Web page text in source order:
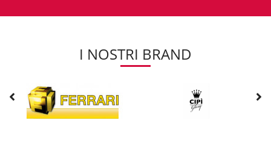
I NOSTRI BRAND